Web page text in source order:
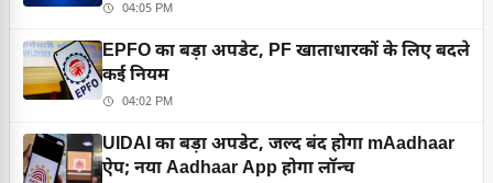
04:05 PM
EPFO का बड़ा अपडेट, PF खाताधारकों के लिए बदले
कई नियम
04:02 PM
UIDAI का बड़ा अपडेट, जल्द बंद होगा mAadhaar
ऐप; नया Aadhaar App होगा लॉन्च